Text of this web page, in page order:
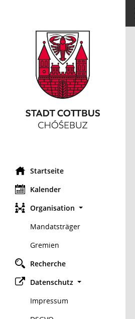
Startseite
Kalender
Organisation
Mandatsträger
Gremien
Recherche
Datenschutz
Impressum